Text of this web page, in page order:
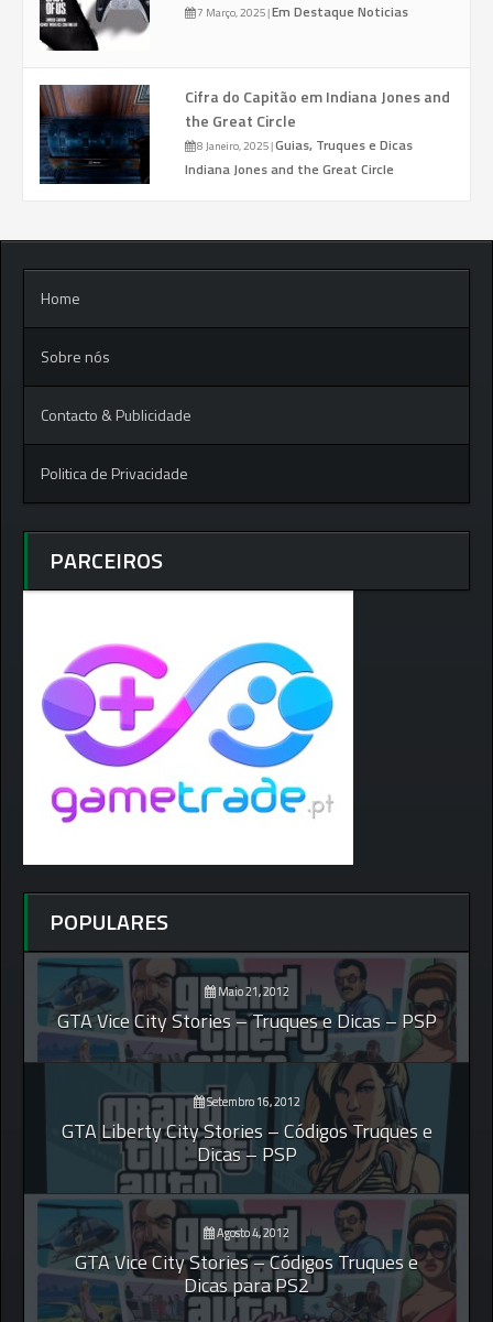
7 Março, 2025|Em Destaque Noticias
Cifra do Capitão em Indiana Jones and
the Great Circle
8 Janeiro, 2025|Guias, Truques e Dicas
Indiana Jones and the Great Circle
Home
Sobre nós
Contacto & Publicidade
Politica de Privacidade
PARCEIROS
POPULARES
Maio 21, 2012
GTA Vice City Stories – Truques e Dicas – PSP
Setembro 16, 2012
GTA Liberty City Stories – Códigos Truques e
Dicas – PSP
Agosto 4, 2012
GTA Vice City Stories – Códigos Truques e
Dicas para PS2